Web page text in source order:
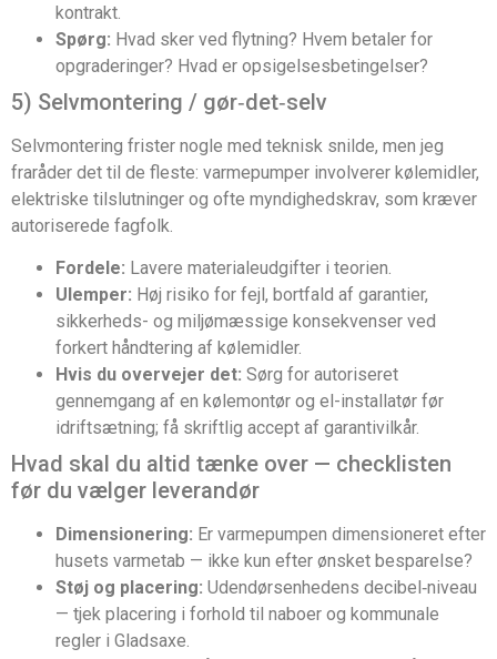
kontrakt.
Spørg: Hvad sker ved flytning? Hvem betaler for
opgraderinger? Hvad er opsigelsesbetingelser?
5) Selvmontering / gør‑det‑selv
Selvmontering frister nogle med teknisk snilde, men jeg
fraråder det til de fleste: varmepumper involverer kølemidler,
elektriske tilslutninger og ofte myndighedskrav, som kræver
autoriserede fagfolk.
Fordele: Lavere materialeudgifter i teorien.
Ulemper: Høj risiko for fejl, bortfald af garantier,
sikkerheds- og miljømæssige konsekvenser ved
forkert håndtering af kølemidler.
Hvis du overvejer det: Sørg for autoriseret
gennemgang af en kølemontør og el-installatør før
idriftsætning; få skriftlig accept af garantivilkår.
Hvad skal du altid tænke over — checklisten
før du vælger leverandør
Dimensionering: Er varmepumpen dimensioneret efter
husets varmetab — ikke kun efter ønsket besparelse?
Støj og placering: Udendørsenhedens decibel‑niveau
— tjek placering i forhold til naboer og kommunale
regler i Gladsaxe.